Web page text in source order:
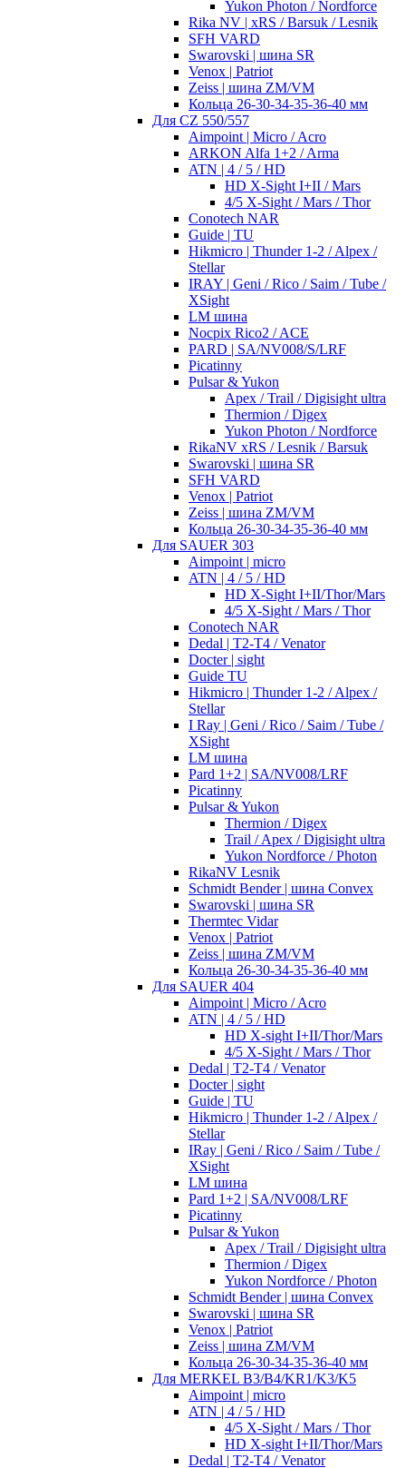
Yukon Photon / Nordforce
Rika NV | xRS / Barsuk / Lesnik
SFH VARD
Swarovski | шина SR
Venox | Patriot
Zeiss | шина ZM/VM
Кольца 26-30-34-35-36-40 мм
Для CZ 550/557
Aimpoint | Micro / Acro
ARKON Alfa 1+2 / Arma
ATN | 4 / 5 / HD
HD X-Sight I+II / Mars
4/5 X-Sight / Mars / Thor
Conotech NAR
Guide | TU
Hikmicro | Thunder 1-2 / Alpex /
Stellar
IRAY | Geni / Rico / Saim / Tube /
XSight
LM шина
Nocpix Rico2 / ACE
PARD | SA/NV008/S/LRF
Picatinny
Pulsar & Yukon
Apex / Trail / Digisight ultra
Thermion / Digex
Yukon Photon / Nordforce
RikaNV xRS / Lesnik / Barsuk
Swarovski | шина SR
SFH VARD
Venox | Patriot
Zeiss | шина ZM/VM
Кольца 26-30-34-35-36-40 мм
Для SAUER 303
Aimpoint | micro
ATN | 4 / 5 / HD
HD X-Sight I+II/Thor/Mars
4/5 X-Sight / Mars / Thor
Conotech NAR
Dedal | T2-T4 / Venator
Docter | sight
Guide TU
Hikmicro | Thunder 1-2 / Alpex /
Stellar
I Ray | Geni / Rico / Saim / Tube /
XSight
LM шина
Pard 1+2 | SA/NV008/LRF
Picatinny
Pulsar & Yukon
Thermion / Digex
Trail / Apex / Digisight ultra
Yukon Nordforce / Photon
RikaNV Lesnik
Schmidt Bender | шина Convex
Swarovski | шина SR
Thermtec Vidar
Venox | Patriot
Zeiss | шина ZM/VM
Кольца 26-30-34-35-36-40 мм
Для SAUER 404
Aimpoint | Micro / Acro
ATN | 4 / 5 / HD
HD X-sight I+II/Thor/Mars
4/5 X-Sight / Mars / Thor
Dedal | T2-T4 / Venator
Docter | sight
Guide | TU
Hikmicro | Thunder 1-2 / Alpex /
Stellar
IRay | Geni / Rico / Saim / Tube /
XSight
LM шина
Pard 1+2 | SA/NV008/LRF
Picatinny
Pulsar & Yukon
Apex / Trail / Digisight ultra
Thermion / Digex
Yukon Nordforce / Photon
Schmidt Bender | шина Convex
Swarovski | шина SR
Venox | Patriot
Zeiss | шина ZM/VM
Кольца 26-30-34-35-36-40 мм
Для MERKEL B3/B4/KR1/K3/K5
Aimpoint | micro
ATN | 4 / 5 / HD
4/5 X-Sight / Mars / Thor
HD X-sight I+II/Thor/Mars
Dedal | T2-T4 / Venator